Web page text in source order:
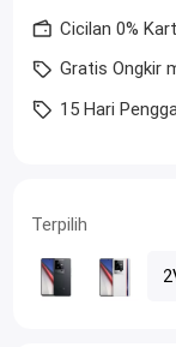
Cicilan 0%
Gratis Ongkir
15 Hari
Terpilih